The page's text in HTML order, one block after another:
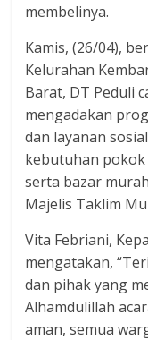
membelinya.
Kamis, (26/04),
Kelurahan
Barat, DT Peduli
mengadakan
dan layanan
kebutuhan
serta bazar
Majelis Taklim
Vita Febriani,
mengatakan,
dan pihak yang
Alhamdulillah
aman, semua